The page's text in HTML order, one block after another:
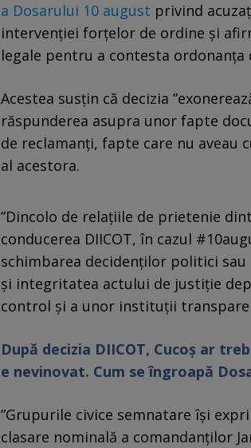
a Dosarului 10 august privind
intervenţiei forţelor de ordine şi
legale pentru a contesta ordonanţa
Acestea susţin că decizia
răspunderea asupra unor fapte
de reclamanţi, fapte care nu aveau
al acestora.
”Dincolo de relaţiile de prietenie
conducerea DIICOT, în cazul
schimbarea decidenţilor politici
şi integritatea actului de justiţie
control şi a unor instituţii
După decizia DIICOT, Cucoș ar
e nevinovat. Cum se îngroapă
”Grupurile civice semnatare îşi
clasare nominală a comandanţilor